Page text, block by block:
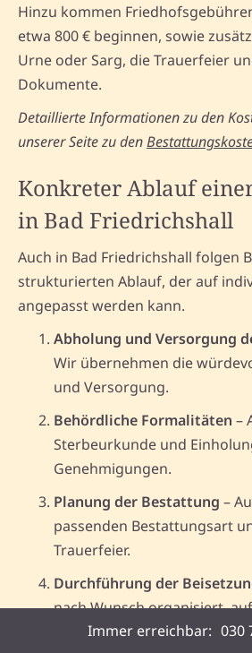
Hinzu kommen
etwa 800 € beginnen, sowie
Urne oder Sarg, die Trauerfeier
Dokumente.
Detaillierte Informationen zu den
unserer Seite zu den
Konkreter Ablauf
in Bad Friedrichshall
Auch in Bad Friedrichshall folgen
strukturierten Ablauf, der auf
angepasst werden kann.
Abholung und Versorgung
Wir übernehmen die
und Versorgung.
Behördliche Formalitäten –
Sterbeurkunde und
Genehmigungen.
Planung der Bestattung –
passenden Bestattungsart
Trauerfeier.
Durchführung der
nach Wunsch organisiert,
oder in einem
Immer erreichbar: 030